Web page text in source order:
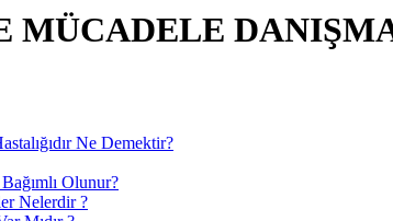
MÜCADELE
Ne Demektir?
Olunur?
Nelerdir ?